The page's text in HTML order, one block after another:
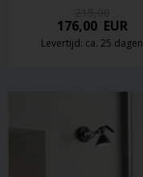
176,00EUR
Levertijd: ca. 25 dagen